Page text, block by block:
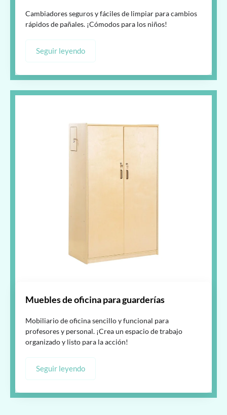
Cambiadores seguros y fáciles de limpiar para cambios
rápidos de pañales. ¡Cómodos para los niños!
Seguir leyendo
Muebles de oficina para guarderías
Mobiliario de oficina sencillo y funcional para
profesores y personal. ¡Crea un espacio de trabajo
organizado y listo para la acción!
Seguir leyendo